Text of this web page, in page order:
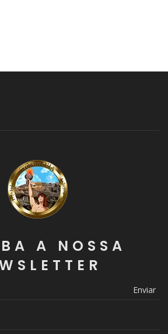
A NOSSA
Enviar